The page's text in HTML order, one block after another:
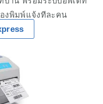
งพิมพ์แจ้งทีละคน